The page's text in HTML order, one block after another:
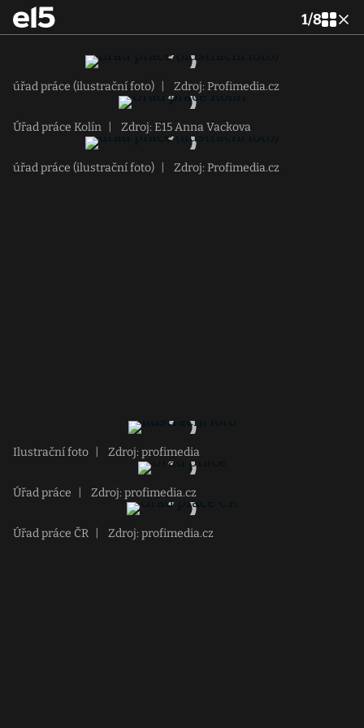
1/8
úřad práce (ilustrační foto) Zdroj: Profimedia.cz
Úřad práce Kolín Zdroj: E15 Anna Vackova
úřad práce (ilustrační foto) Zdroj: Profimedia.cz
Ilustrační foto Zdroj: profimedia
Úřad práce Zdroj: profimedia.cz
Úřad práce ČR Zdroj: profimedia.cz